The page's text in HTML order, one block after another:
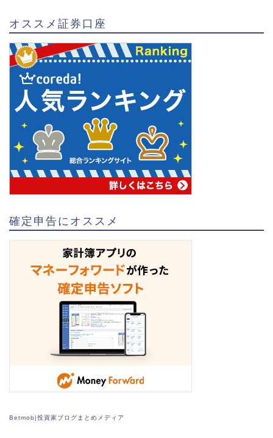
オススメ証券口座
確定申告にオススメ
Betmob|投資家ブログまとめメディア